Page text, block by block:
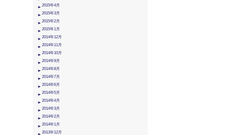
2015年4月
2015年3月
2015年2月
2015年1月
2014年12月
2014年11月
2014年10月
2014年9月
2014年8月
2014年7月
2014年6月
2014年5月
2014年4月
2014年3月
2014年2月
2014年1月
2013年12月